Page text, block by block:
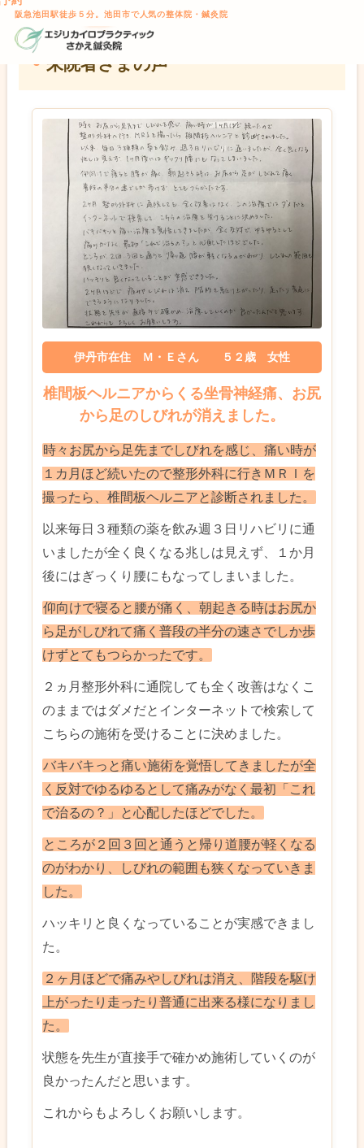
本文へスキップ
阪急池田駅徒歩５分。池田市で人気の整体院・鍼灸院
TOP
来院者さまの声
椎間板ヘルニアからくる坐骨神経痛、お尻
から足のしびれが消えました。
伊丹市在住 Ｍ・Ｅさん ５２歳 女性
時々お尻から足先までしびれを感じ、痛い時が
１カ月ほど続いたので整形外科に行きＭＲＩを
撮ったら、椎間板ヘルニアと診断されました。
以来毎日３種類の薬を飲み週３日リハビリに通
いましたが全く良くなる兆しは見えず、１か月
後にはぎっくり腰にもなってしまいました。
仰向けで寝ると腰が痛く、朝起きる時はお尻か
ら足がしびれて痛く普段の半分の速さでしか歩
けずとてもつらかったです。
２ヵ月整形外科に通院しても全く改善はなくこ
のままではダメだとインターネットで検索して
こちらの施術を受けることに決めました。
バキバキっと痛い施術を覚悟してきましたが全
く反対でゆるゆるとして痛みがなく最初「これ
で治るの？」と心配したほどでした。
ところが２回３回と通うと帰り道腰が軽くなる
のがわかり、しびれの範囲も狭くなっていきま
した。
ハッキリと良くなっていることが実感できまし
た。
２ヶ月ほどで痛みやしびれは消え、階段を駆け
上がったり走ったり普通に出来る様になりまし
た。
状態を先生が直接手で確かめ施術していくのが
良かったんだと思います。
これからもよろしくお願いします。